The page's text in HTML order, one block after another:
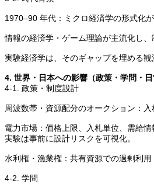
1970–90 年代：ミクロ経済学の形式化
情報の経済学・ゲーム理論が主流化し
実験経済学は、そのギャップを埋める
4. 世界・日本への影響（政策・学問・日
4-1. 政策・制度設計
周波数帯・資源配分のオークション：
電力市場：価格上限、入札単位、需給
実験は事前に設計リスクを可視化。
水利権・漁業権：共有資源での過剰利
4-2. 学問